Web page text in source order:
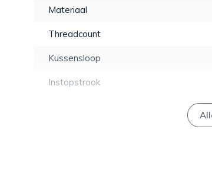
Materiaal
Threadcount
Kussensloop
Instopstrook